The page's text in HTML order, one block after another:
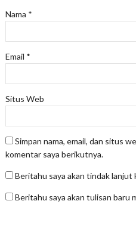
Nama *
Email *
Situs Web
Simpan nama, email, dan situs
komentar saya berikutnya.
Beritahu saya akan tindak lanjut
Beritahu saya akan tulisan baru